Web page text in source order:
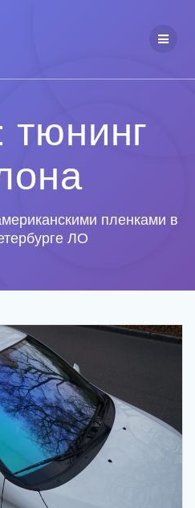
тюнинг
пленками в
ЛО